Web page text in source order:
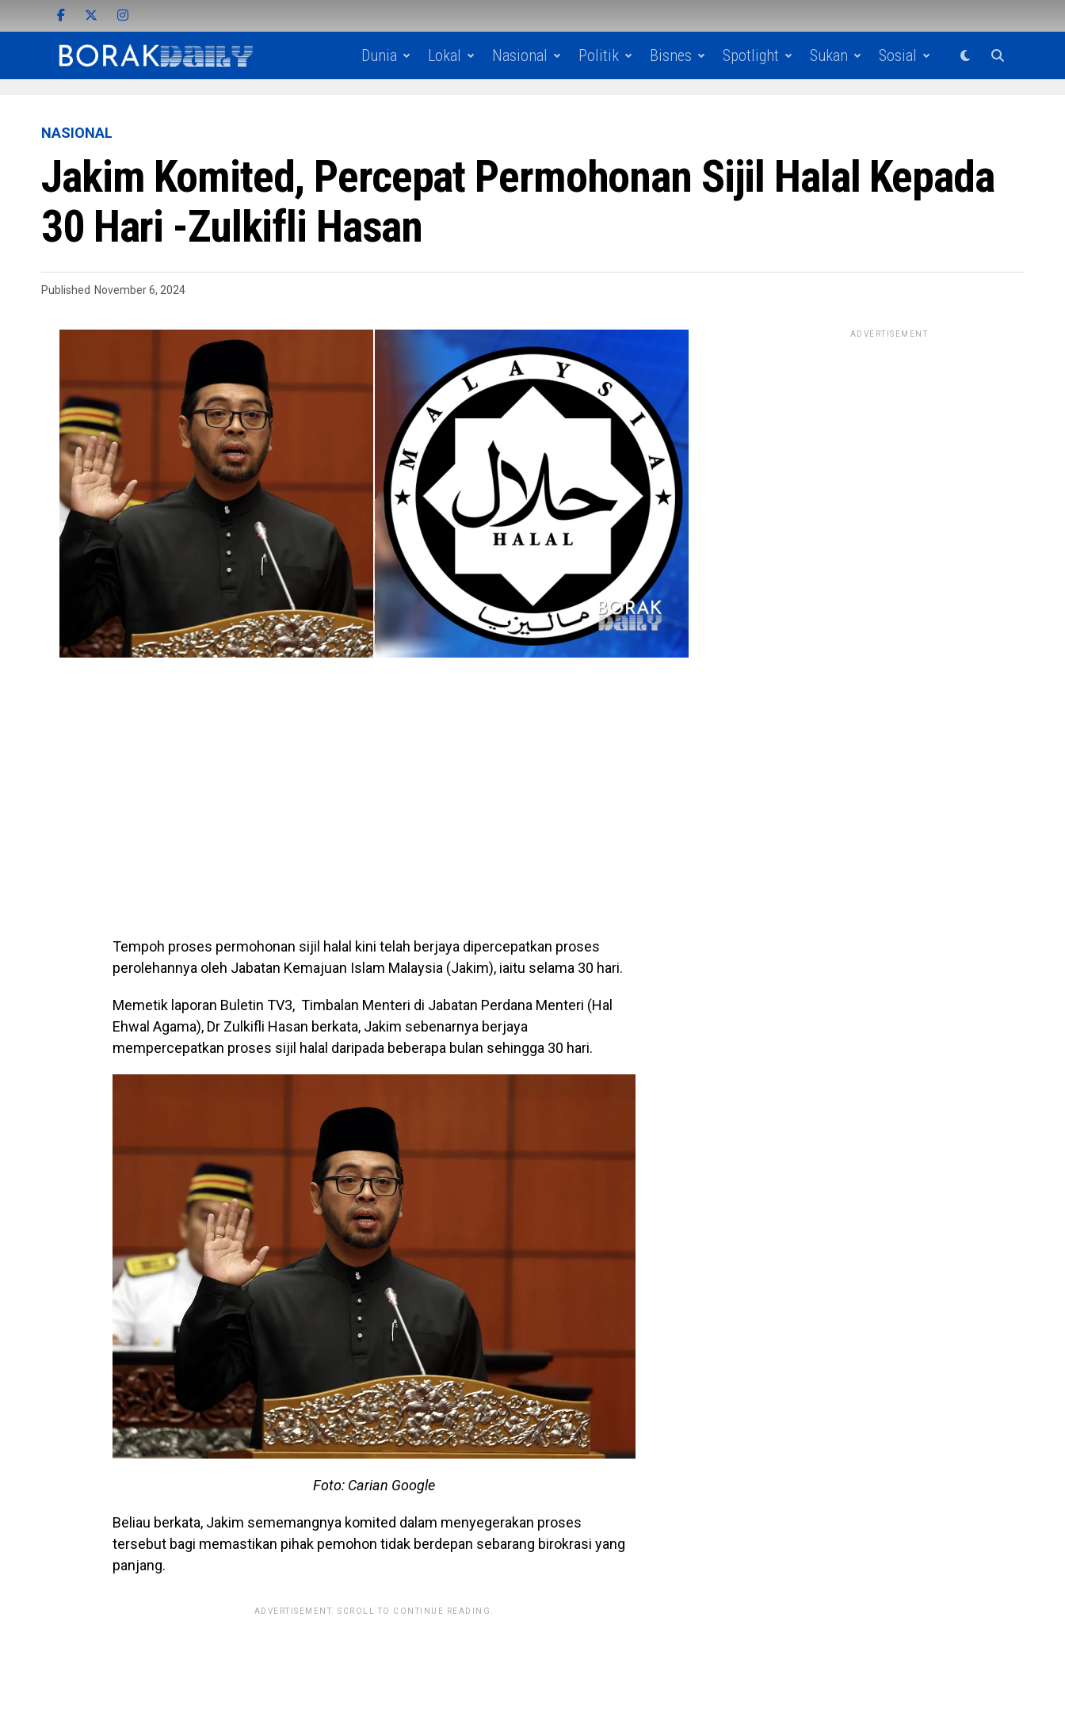
Dunia Lokal Nasional Politik Bisnes Spotlight Sukan Sosial
NASIONAL
Jakim Komited, Percepat Permohonan Sijil Halal Kepada
30 Hari -Zulkifli Hasan
Published November 6, 2024
Tempoh proses permohonan sijil halal kini telah berjaya dipercepatkan proses
perolehannya oleh Jabatan Kemajuan Islam Malaysia (Jakim), iaitu selama 30 hari.
Memetik laporan Buletin TV3, Timbalan Menteri di Jabatan Perdana Menteri (Hal
Ehwal Agama), Dr Zulkifli Hasan berkata, Jakim sebenarnya berjaya
mempercepatkan proses sijil halal daripada beberapa bulan sehingga 30 hari.
Foto: Carian Google
Beliau berkata, Jakim sememangnya komited dalam menyegerakan proses
tersebut bagi memastikan pihak pemohon tidak berdepan sebarang birokrasi yang
panjang.
ADVERTISEMENT. SCROLL TO CONTINUE READING.
ADVERTISEMENT